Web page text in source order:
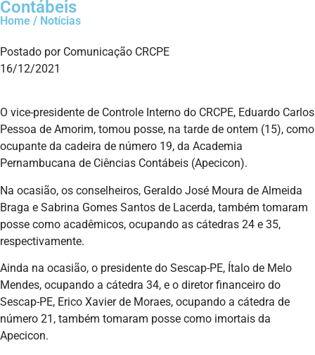
Contábeis
Home / Notícias
Postado por Comunicação CRCPE
16/12/2021
O vice-presidente de Controle Interno do CRCPE, Eduardo Carlos
Pessoa de Amorim, tomou posse, na tarde de ontem (15), como
ocupante da cadeira de número 19, da Academia
Pernambucana de Ciências Contábeis (Apecicon).
Na ocasião, os conselheiros, Geraldo José Moura de Almeida
Braga e Sabrina Gomes Santos de Lacerda, também tomaram
posse como acadêmicos, ocupando as cátedras 24 e 35,
respectivamente.
Ainda na ocasião, o presidente do Sescap-PE, Ítalo de Melo
Mendes, ocupando a cátedra 34, e o diretor financeiro do
Sescap-PE, Erico Xavier de Moraes, ocupando a cátedra de
número 21, também tomaram posse como imortais da
Apecicon.